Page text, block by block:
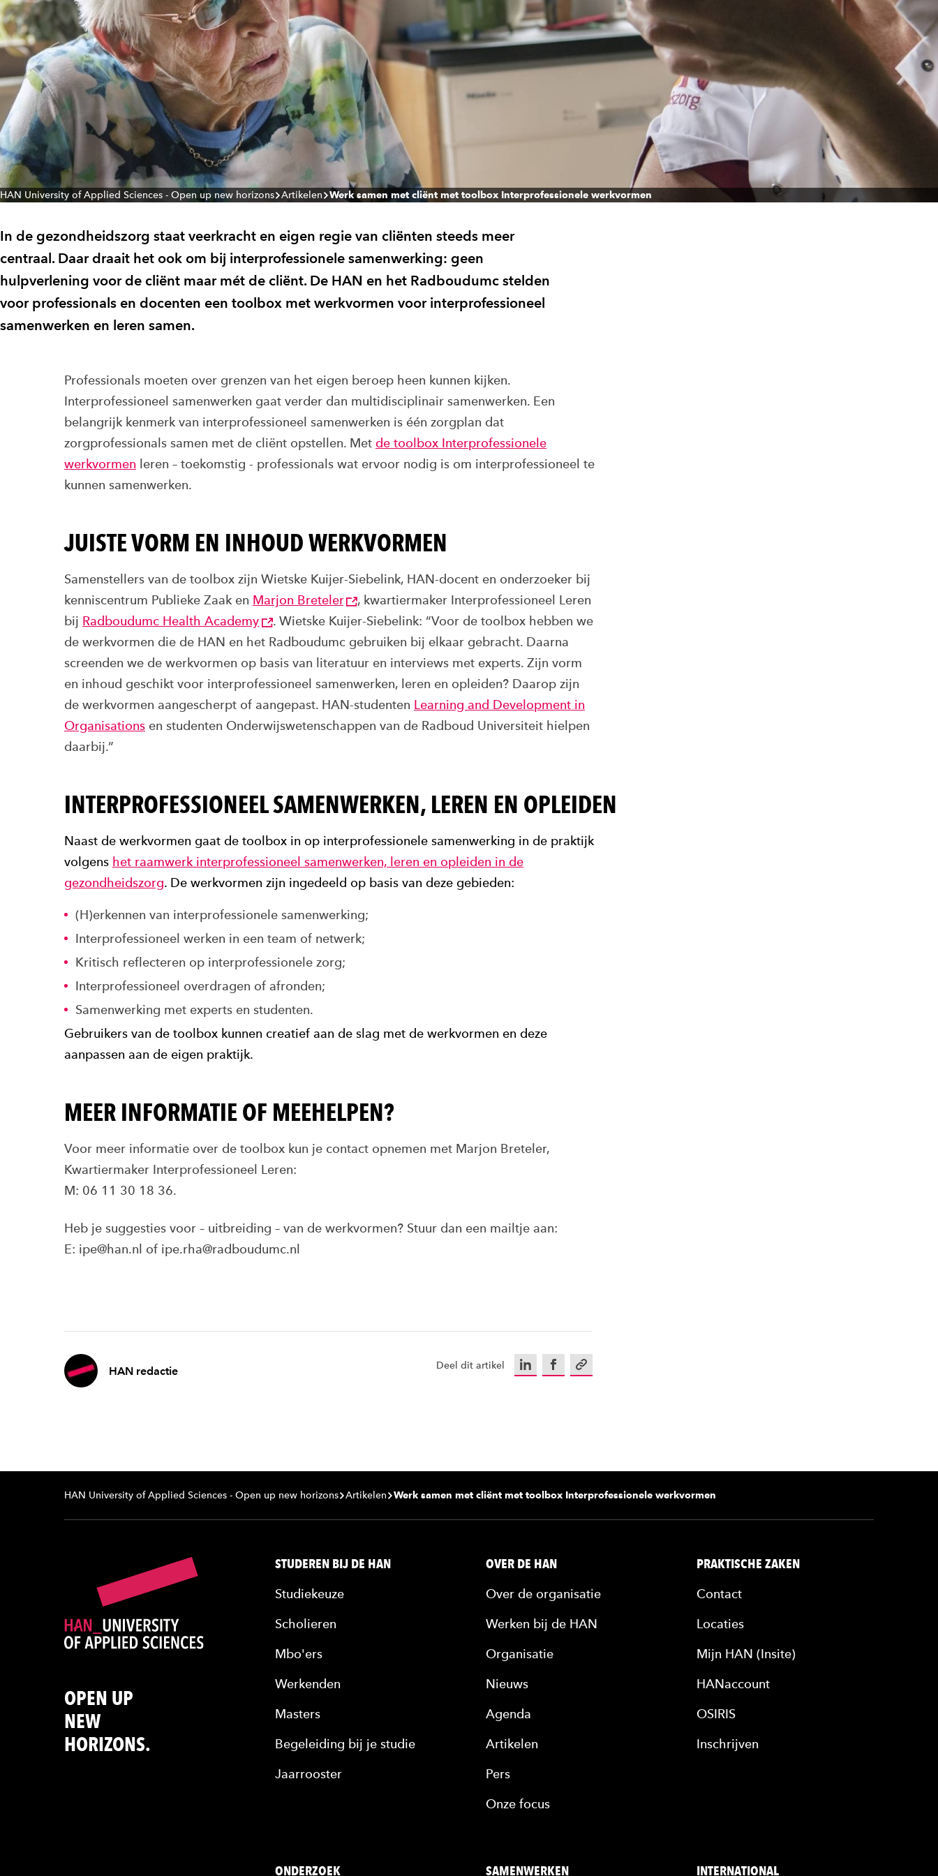
HAN University of Applied Sciences - Open up new horizons Artikelen Werk samen met cliënt met toolbox Interprofessionele werkvormen
In de gezondheidszorg staat veerkracht en eigen regie van cliënten steeds meer
centraal. Daar draait het ook om bij interprofessionele samenwerking: geen
hulpverlening voor de cliënt maar mét de cliënt. De HAN en het Radboudumc stelden
voor professionals en docenten een toolbox met werkvormen voor interprofessioneel
samenwerken en leren samen.
Professionals moeten over grenzen van het eigen beroep heen kunnen kijken.
Interprofessioneel samenwerken gaat verder dan multidisciplinair samenwerken. Een
belangrijk kenmerk van interprofessioneel samenwerken is één zorgplan dat
zorgprofessionals samen met de cliënt opstellen. Met de toolbox Interprofessionele
werkvormen leren – toekomstig - professionals wat ervoor nodig is om interprofessioneel te
kunnen samenwerken.
JUISTE VORM EN INHOUD WERKVORMEN
Samenstellers van de toolbox zijn Wietske Kuijer-Siebelink, HAN-docent en onderzoeker bij
kenniscentrum Publieke Zaak en Marjon Breteler
, kwartiermaker Interprofessioneel Leren
bij Radboudumc Health Academy
. Wietske Kuijer-Siebelink: “Voor de toolbox hebben we
de werkvormen die de HAN en het Radboudumc gebruiken bij elkaar gebracht. Daarna
screenden we de werkvormen op basis van literatuur en interviews met experts. Zijn vorm
en inhoud geschikt voor interprofessioneel samenwerken, leren en opleiden? Daarop zijn
de werkvormen aangescherpt of aangepast. HAN-studenten Learning and Development in
Organisations en studenten Onderwijswetenschappen van de Radboud Universiteit hielpen
daarbij.”
INTERPROFESSIONEEL SAMENWERKEN, LEREN EN OPLEIDEN
Naast de werkvormen gaat de toolbox in op interprofessionele samenwerking in de praktijk
volgens het raamwerk interprofessioneel samenwerken, leren en opleiden in de
gezondheidszorg. De werkvormen zijn ingedeeld op basis van deze gebieden:
(H)erkennen van interprofessionele samenwerking;
Interprofessioneel werken in een team of netwerk;
Kritisch reflecteren op interprofessionele zorg;
Interprofessioneel overdragen of afronden;
Samenwerking met experts en studenten.
Gebruikers van de toolbox kunnen creatief aan de slag met de werkvormen en deze
aanpassen aan de eigen praktijk.
MEER INFORMATIE OF MEEHELPEN?
Voor meer informatie over de toolbox kun je contact opnemen met Marjon Breteler,
Kwartiermaker Interprofessioneel Leren:
M: 06 11 30 18 36.
Heb je suggesties voor – uitbreiding – van de werkvormen? Stuur dan een mailtje aan:
E: ipe@han.nl of ipe.rha@radboudumc.nl
HAN redactie Deel dit artikel LinkedInFacebookKopieer url
HAN University of Applied Sciences - Open up new horizons Artikelen Werk samen met cliënt met toolbox Interprofessionele werkvormen
OPEN UP
NEW
HORIZONS.
STUDEREN BIJ DE HAN
Studiekeuze
Scholieren
Mbo'ers
Werkenden
Masters
Begeleiding bij je studie
Jaarrooster
OVER DE HAN
Over de organisatie
Werken bij de HAN
Organisatie
Nieuws
Agenda
Artikelen
Pers
Onze focus
PRAKTISCHE ZAKEN
Contact
Locaties
Mijn HAN (Insite)
HANaccount
OSIRIS
Inschrijven
ONDERZOEK SAMENWERKEN INTERNATIONAL